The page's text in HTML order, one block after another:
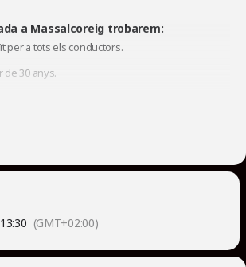
a Massalcoreig trobarem:
per a tots els conductors.
de 30 anys.
de vehicles a SERÒS
fins a Massalcoreig..
de la ruta.
13:30 (GMT+02:00)